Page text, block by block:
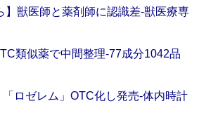
】獣医師と薬剤師に認識差‐獣医療専
類似薬で中間整理‐77成分1042品
「ロゼレム」OTC化し発売‐体内時計